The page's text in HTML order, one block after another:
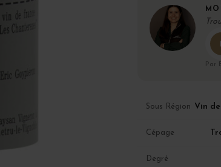
Par
Sous Région Vin
Cépage
Degré